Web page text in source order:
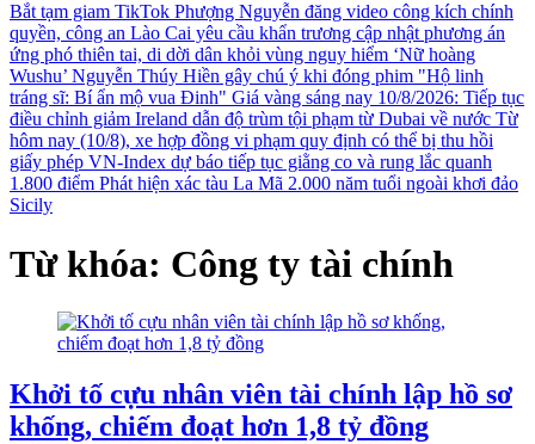
Bắt tạm giam TikTok Phượng Nguyễn đăng video công kích chính
quyền, công an Lào Cai yêu cầu khẩn trương cập nhật phương án
ứng phó thiên tai, di dời dân khỏi vùng nguy hiểm ‘Nữ hoàng
Wushu’ Nguyễn Thúy Hiền gây chú ý khi đóng phim "Hộ linh
tráng sĩ: Bí ẩn mộ vua Đinh" Giá vàng sáng nay 10/8/2026: Tiếp tục
điều chỉnh giảm Ireland dẫn độ trùm tội phạm từ Dubai về nước Từ
hôm nay (10/8), xe hợp đồng vi phạm quy định có thể bị thu hồi
giấy phép VN-Index dự báo tiếp tục giằng co và rung lắc quanh
1.800 điểm Phát hiện xác tàu La Mã 2.000 năm tuổi ngoài khơi đảo
Sicily
Từ khóa: Công ty tài chính
Khởi tố cựu nhân viên tài chính lập hồ sơ
khống, chiếm đoạt hơn 1,8 tỷ đồng